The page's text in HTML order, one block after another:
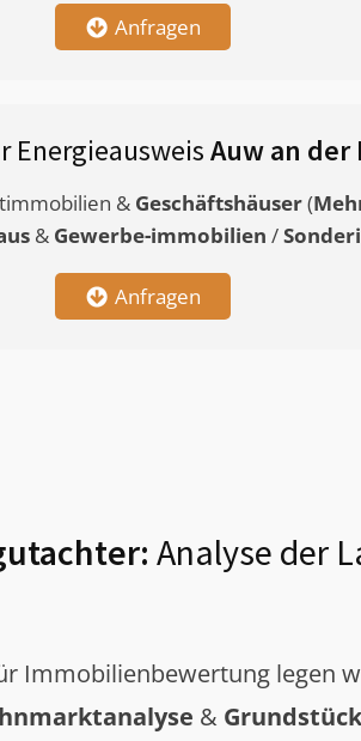
Anfragen
EnergieausweisAuw an der
& Geschäftshäuser(
& Gewerbe-immobilien /
Anfragen
Analyse der
Immobilienbewertung legen
&